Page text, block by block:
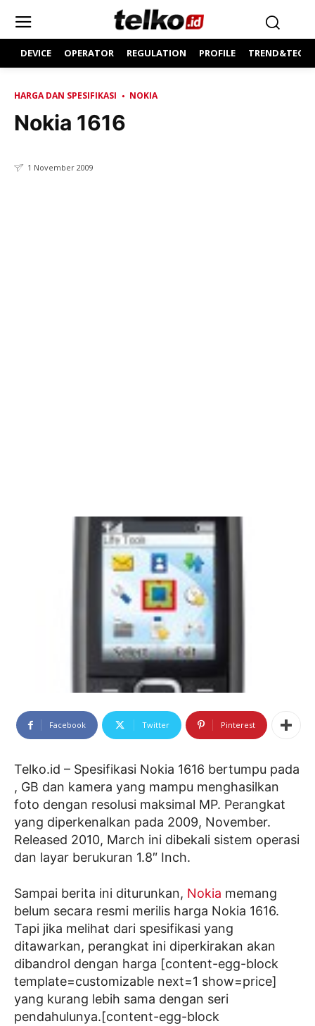
DEVICE OPERATOR REGULATION PROFILE
HARGA DAN SPESIFIKASI NOKIA
Nokia 1616
1 November 2009
Facebook Twitter Pinterest
Telko.id – Spesifikasi Nokia 1616 bertumpu pada
, GB dan kamera yang mampu menghasilkan
foto dengan resolusi maksimal MP. Perangkat
yang diperkenalkan pada 2009, November.
Released 2010, March ini dibekali sistem operasi
dan layar berukuran 1.8″ Inch.
Sampai berita ini diturunkan, Nokia memang
belum secara resmi merilis harga Nokia 1616.
Tapi jika melihat dari spesifikasi yang
ditawarkan, perangkat ini diperkirakan akan
dibandrol dengan harga [content-egg-block
template=customizable next=1 show=price]
yang kurang lebih sama dengan seri
pendahulunya.[content-egg-block